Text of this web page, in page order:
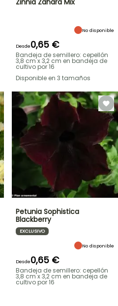
Zinnia Zahara Mix
No disponible
Desde0,65 €
Bandeja de semillero: cepellón
3,8 cm x 3,2 cm en bandeja de
cultivo por 16
Disponible en 3 tamaños
Petunia Sophistica
Blackberry
EXCLUSIVO
No disponible
Desde0,65 €
Bandeja de semillero: cepellón
3,8 cm x 3,2 cm en bandeja de
cultivo por 16